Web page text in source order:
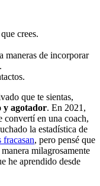
crees.
maneras de incorporar
que te sientas,
y agotador. En 2021,
convertí en una coach,
la estadística de
fracasan, pero pensé que
milagrosamente
he aprendido desde